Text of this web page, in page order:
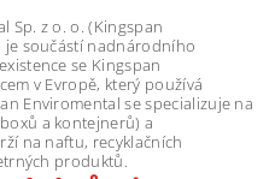
Sp. z o. o. (Kingspan
je součástí nadnárodního
se Kingspan
v Evropě, který používá
Enviromental se specializuje na
a kontejnerů) a
na naftu, recyklačních
produktů.